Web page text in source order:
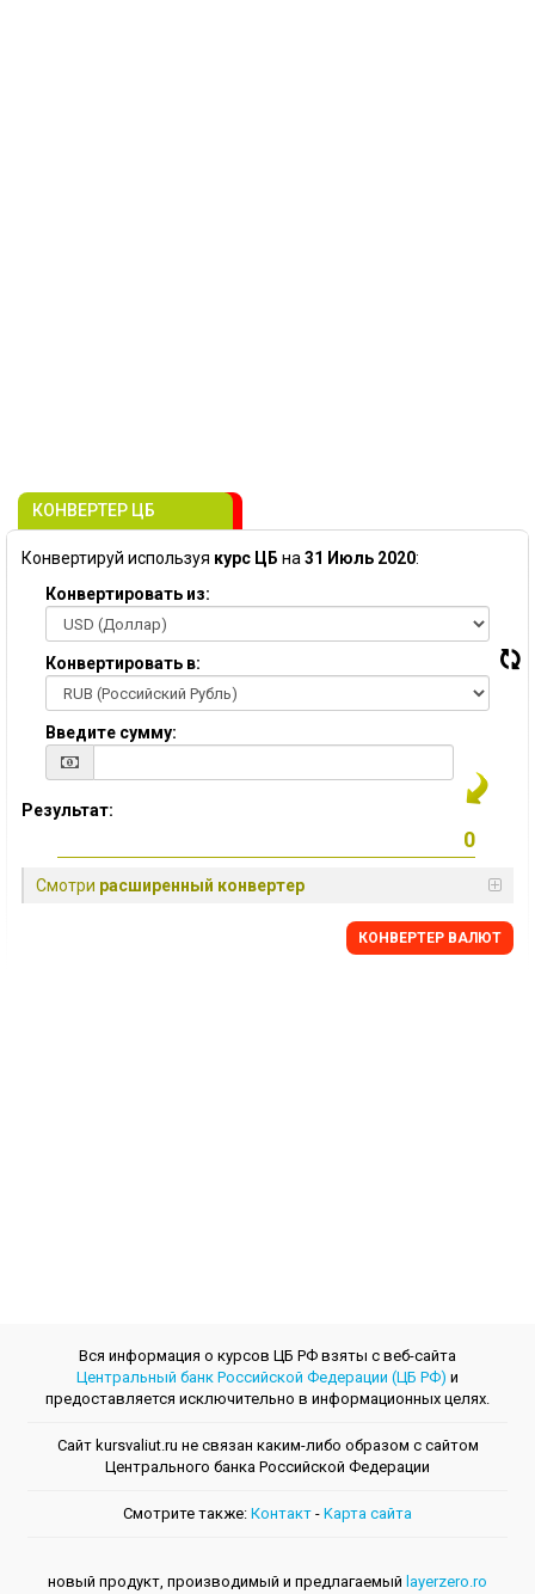
КОНВЕРТЕР ЦБ
Конвертируй используя курс ЦБ на 31 Июль 2020:
Конвертировать из:
Конвертировать в:
Введите сумму:
Результат:
Смотри расширенный конвертер
КОНВЕРТЕР ВАЛЮТ
Вся информация о курсов ЦБ РФ взяты с веб-сайта
Центральный банк Российской Федерации (ЦБ РФ) и
предоставляется исключительно в информационных целях.
Сайт kursvaliut.ru не связан каким-либо образом с сайтом
Центрального банкa Российской Федерации
Смотрите также: Контакт - Kарта сайта
новый продукт, производимый и предлагаемый layerzero.ro